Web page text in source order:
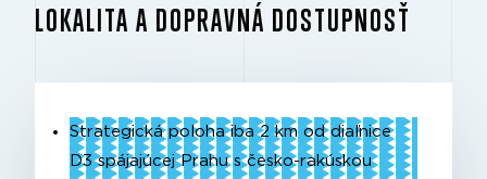
LOKALITA A DOPRAVNÁ DOSTUPNOSŤ
Strategická poloha iba 2 km od diaľnice
D3 spájajúcej Prahu s česko-rakúskou